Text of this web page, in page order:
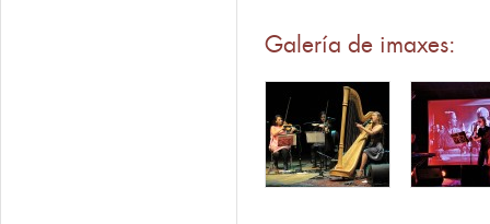
Galería de imaxes: